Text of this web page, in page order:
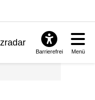
Barrierefrei Menü